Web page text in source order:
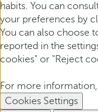
habits. You can
your preferences by
You can also choose
reported in the
cookies" or "Reject
For more
Cookies Settings